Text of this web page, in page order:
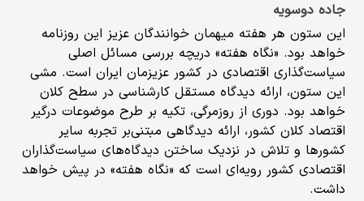
جاده دوسویه
این ستون هر هفته میهمان خوانندگان عزیز این روزنامه
خواهد بود. «نگاه هفته» دریچه بررسی مسائل اصلی
سیاست‌گذاری اقتصادی در کشور عزیزمان ایران است. مشی
این ستون، ارائه دیدگاه مستقل کارشناسی در سطح کلان
خواهد بود. دوری از روزمرگی، تکیه بر طرح موضوعات درگیر
اقتصاد کلان کشور، ارائه دیدگاهی مبتنی‌بر تجربه سایر
کشورها و تلاش در نزدیک ساختن دیدگاه‌های سیاست‌گذاران
اقتصادی کشور رویه‌ای است که «نگاه هفته» در پیش خواهد
داشت.